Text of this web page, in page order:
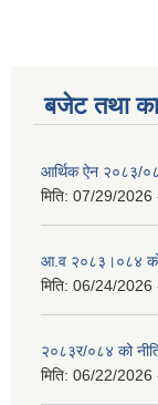
बजेट तथा
आर्थिक ऐन २०८३/
मिति: 07/29/2026
आ.व २०८३।०८४
मिति: 06/24/2026
२०८३र/०८४ को
मिति: 06/22/2026